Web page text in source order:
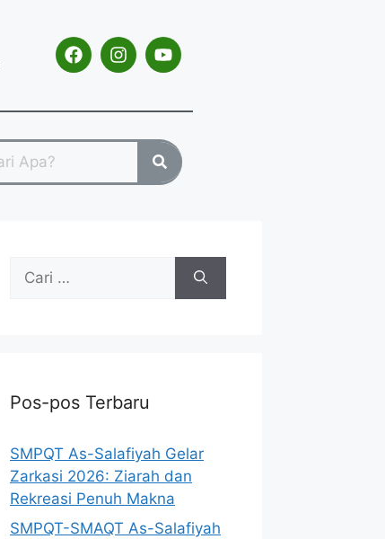
Pos-pos Terbaru
SMPQT As-Salafiyah Gelar
Zarkasi 2026: Ziarah dan
Rekreasi Penuh Makna
SMPQT-SMAQT As-Salafiyah